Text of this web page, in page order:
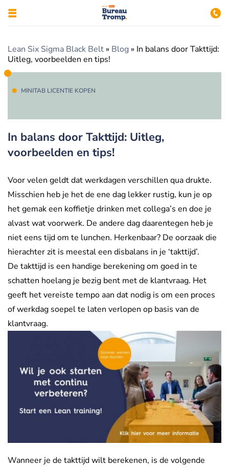
Lean Six Sigma Black Belt » Blog » In balans door Takttijd:
Uitleg, voorbeelden en tips!
MINITAB LICENTIE KOPEN
In balans door Takttijd: Uitleg,
voorbeelden en tips!
Voor velen geldt dat werkdagen verschillen qua drukte.
Misschien heb je het de ene dag lekker rustig, kun je op
het gemak een koffietje drinken met collega’s en doe je
alvast wat voorwerk. De andere dag daarentegen heb je
niet eens tijd om te lunchen. Herkenbaar? De oorzaak die
hierachter zit is meestal een disbalans in je ‘takttijd’.
De takttijd is een handige berekening om goed in te
schatten hoelang je bezig bent met de klantvraag. Het
geeft het vereiste tempo aan dat nodig is om een proces
of werkdag soepel te laten verlopen op basis van de
klantvraag.
Wanneer je de takttijd wilt berekenen, is de volgende